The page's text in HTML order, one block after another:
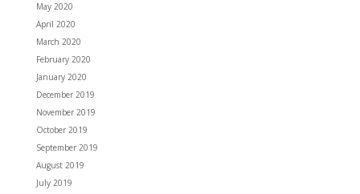
May 2020
April 2020
March 2020
February 2020
January 2020
December 2019
November 2019
October 2019
September 2019
August 2019
July 2019